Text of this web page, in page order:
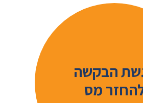
הבקשה
מס